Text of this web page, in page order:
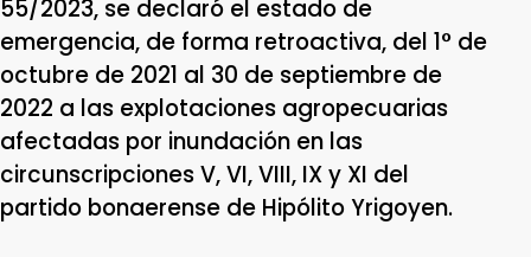
55/2023, se declaró el estado de
emergencia, de forma retroactiva, del 1° de
octubre de 2021 al 30 de septiembre de
2022 a las explotaciones agropecuarias
afectadas por inundación en las
circunscripciones V, VI, VIII, IX y XI del
partido bonaerense de Hipólito Yrigoyen.